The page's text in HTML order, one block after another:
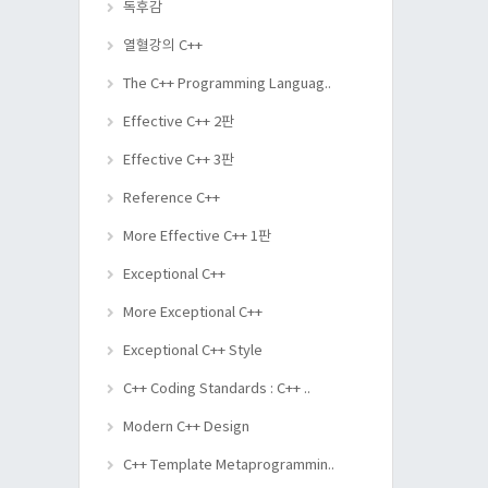
독후감
열혈강의 C++
The C++ Programming Languag..
Effective C++ 2판
Effective C++ 3판
Reference C++
More Effective C++ 1판
Exceptional C++
More Exceptional C++
Exceptional C++ Style
C++ Coding Standards : C++ ..
Modern C++ Design
C++ Template Metaprogrammin..